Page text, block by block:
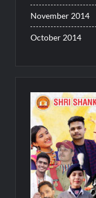
November 2014
October 2014